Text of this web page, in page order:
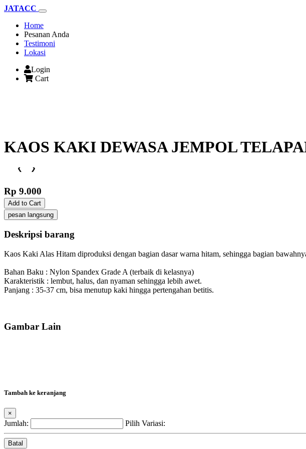
JATACC
Home(current)
Pesanan Anda
Testimoni
Lokasi
Login
Cart
KAOS KAKI DEWASA JEMPOL
❮ ❯
Rp 9.000
Add to Cart
pesan langsung
Deskripsi barang
Kaos Kaki Alas Hitam diproduksi dengan bagian dasar warna hitam, sehingga bagian
Bahan Baku : Nylon Spandex Grade A (terbaik di kelasnya)
Karakteristik : lembut, halus, dan nyaman sehingga lebih awet.
Panjang : 35-37 cm, bisa menutup kaki hingga pertengahan betitis.
Gambar Lain
Tambah ke keranjang
×
Jumlah: Pilih Variasi:
Batal